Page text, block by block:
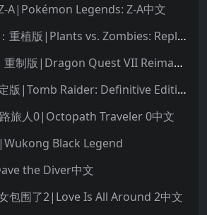
A|Pokémon Legends: Z-A中文
植物大战僵尸：重植版|Plants vs. Zombies: Replanted中文
勇者斗恶龙7：重制版|Dragon Quest VII Reimagined中文
古墓丽影：决定版|Tomb Raider: Definitive Edition中文
旅人0|Octopath Traveler 0中文
Black Legend
the Diver中文
包围了2|Love Is All Around 2中文